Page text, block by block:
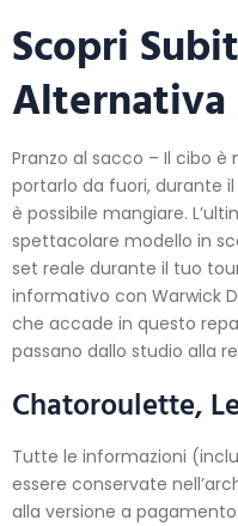
Scopri
Alternativa
Pranzo al sacco – Il cibo
portarlo da fuori, durante
è possibile mangiare.
spettacolare modello in
set reale durante il tuo
informativo con Warwick
che accade in questo
passano dallo studio alla
Chatoroulette,
Tutte le informazioni
essere conservate
alla versione a